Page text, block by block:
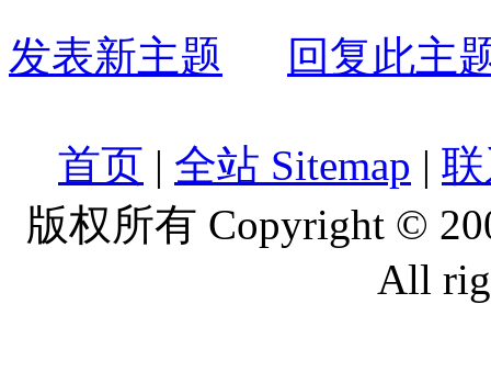
发表新主题 回复此主
首页 | 全站 Sitemap |
版权所有 Copyright ©
All